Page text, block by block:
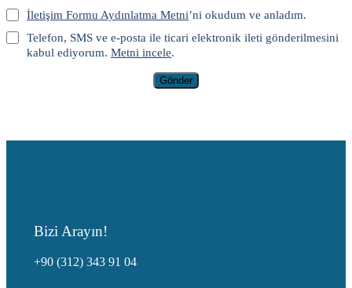
İletişim Formu Aydınlatma Metni’ni okudum ve anladım.
Telefon, SMS ve e-posta ile ticari elektronik ileti gönderilmesini
kabul ediyorum. Metni incele.
Gönder
Bizi Arayın!
+90 (312) 343 91 04